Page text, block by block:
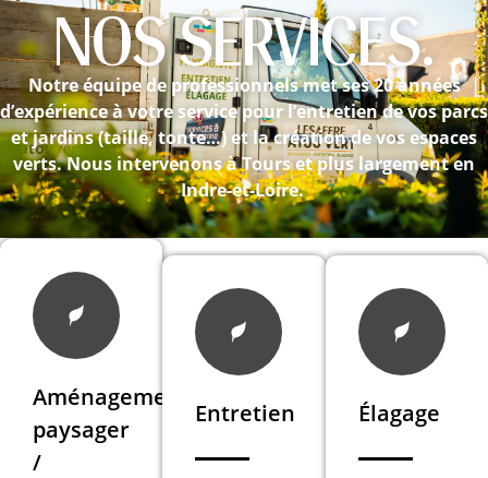
NOS SERVICES.
Notre équipe de professionnels met ses 20 années
d’expérience à votre service pour l’entretien de vos parcs
et jardins (taille, tonte…) et la création de vos espaces
verts. Nous intervenons à Tours et plus largement en
Indre-et-Loire.
Aménagement
paysager
/
Entretien Élagage